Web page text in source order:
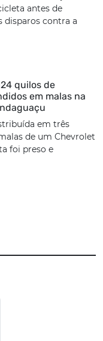
antes de
disparos contra a
quilos de
em malas na
em três
de um Chevrolet
foi preso e